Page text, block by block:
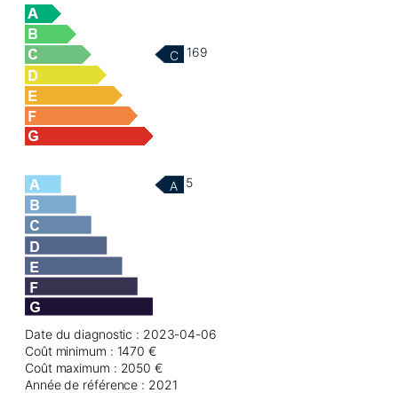
C 169
A 5
Date du diagnostic : 2023-04-06
Coût minimum : 1470 €
Coût maximum : 2050 €
Année de référence : 2021